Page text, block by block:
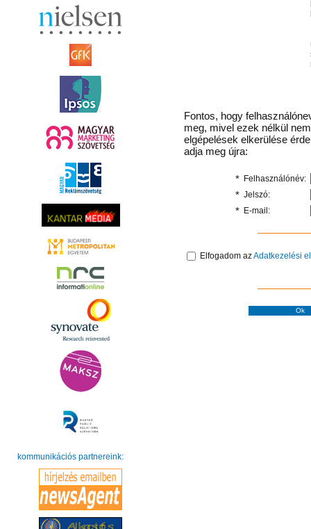
kommunikációs partnereink:
Fontos, hogy
meg, mivel ezek nélkül
elgépelések elkerülése
adja meg újra:
* Felhasználónév:
* Jelszó:
* E-mail:
Elfogadom azAdatkezelési